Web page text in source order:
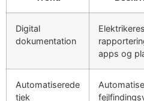
Digital
dokumentation
Elektrikeres
apps og
Automatiserede
tjek